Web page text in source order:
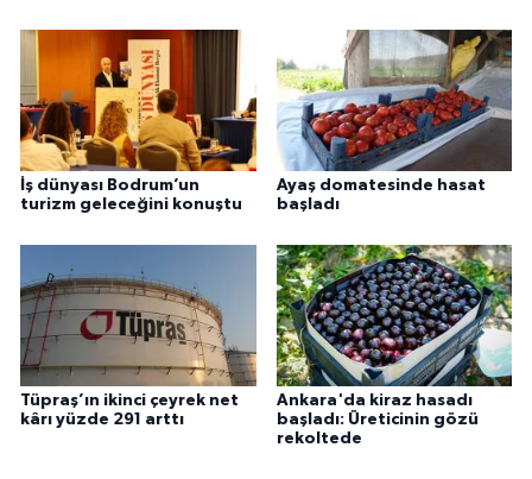
İş dünyası Bodrum’un
turizm geleceğini konuştu
Ayaş domatesinde hasat
başladı
Tüpraş’ın ikinci çeyrek net
kârı yüzde 291 arttı
Ankara'da kiraz hasadı
başladı: Üreticinin gözü
rekoltede